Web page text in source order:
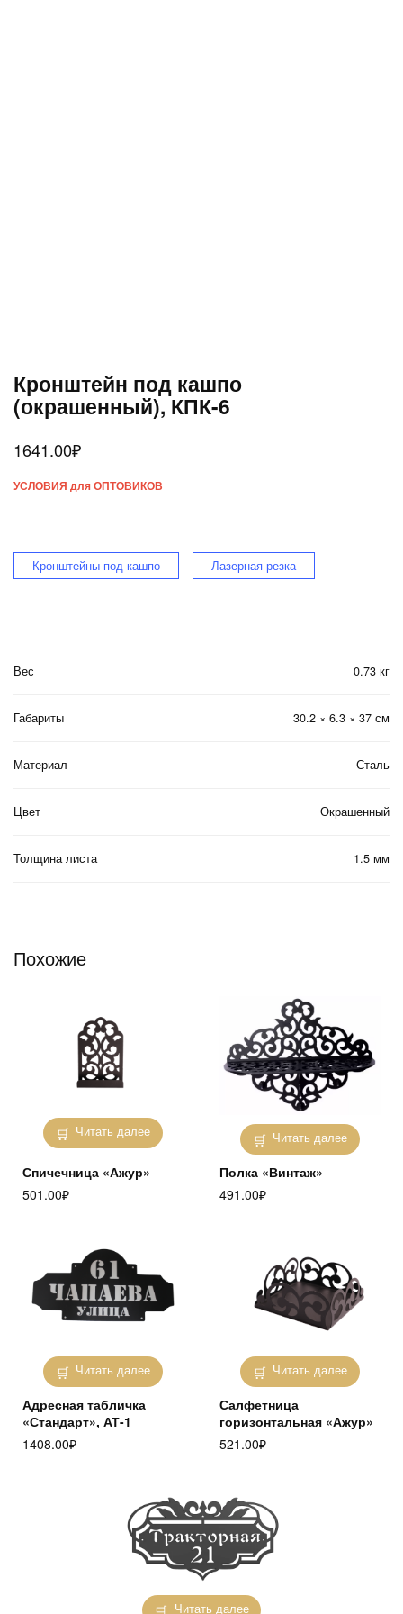
Кронштейн под кашпо
(окрашенный), КПК-6
1641.00₽
УСЛОВИЯ для ОПТОВИКОВ
Кронштейны под кашпо Лазерная резка
Вес 0.73 кг
Габариты 30.2 × 6.3 × 37 см
Материал Сталь
Цвет Окрашенный
Толщина листа 1.5 мм
Похожие
Читать далее
Спичечница «Ажур»
501.00₽
Читать далее
Полка «Винтаж»
491.00₽
Читать далее
Адресная табличка
«Стандарт», АТ-1
1408.00₽
Читать далее
Салфетница
горизонтальная «Ажур»
521.00₽
Читать далее